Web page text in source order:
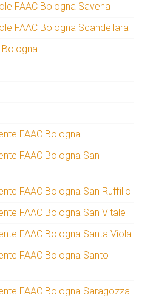
FAAC Bologna Savena
FAAC Bologna Scandellara
Bologna
FAAC Bologna
FAAC Bologna San
FAAC Bologna San Ruffillo
FAAC Bologna San Vitale
FAAC Bologna Santa Viola
FAAC Bologna Santo
FAAC Bologna Saragozza